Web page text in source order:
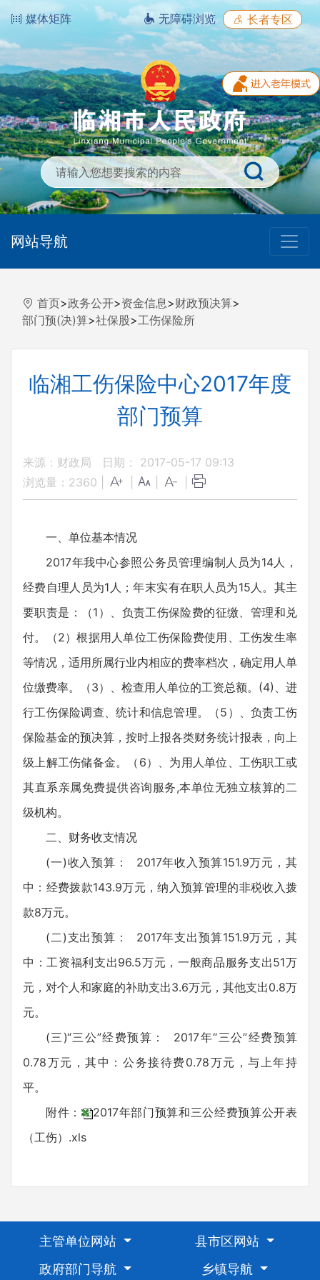
媒体矩阵 无障碍浏览 长者专区
网站导航
首页>政务公开>资金信息>财政预决算>
部门预(决)算>社保股>工伤保险所
临湘工伤保险中心2017年度
部门预算
来源：财政局
日期： 2017-05-17 09:13
浏览量： 2360
一、单位基本情况
2017年我中心参照公务员管理编制人员为14人，
经费自理人员为1人；年末实有在职人员为15人。其主
要职责是：（1）、负责工伤保险费的征缴、管理和兑
付。（2）根据用人单位工伤保险费使用、工伤发生率
等情况，适用所属行业内相应的费率档次，确定用人单
位缴费率。（3）、检查用人单位的工资总额。(4)、进
行工伤保险调查、统计和信息管理。（5）、负责工伤
保险基金的预决算，按时上报各类财务统计报表，向上
级上解工伤储备金。（6）、为用人单位、工伤职工或
其直系亲属免费提供咨询服务,本单位无独立核算的二
级机构。
二、财务收支情况
(一)收入预算： 2017年收入预算151.9万元，其
中：经费拨款143.9万元，纳入预算管理的非税收入拨
款8万元。
(二)支出预算： 2017年支出预算151.9万元，其
中：工资福利支出96.5万元，一般商品服务支出51万
元，对个人和家庭的补助支出3.6万元，其他支出0.8万
元。
(三)“三公”经费预算： 2017年“三公”经费预算
0.78万元，其中：公务接待费0.78万元，与上年持
平。
附件：
2017年部门预算和三公经费预算公开表
（工伤）.xls
主管单位网站
县市区网站
政府部门导航
乡镇导航